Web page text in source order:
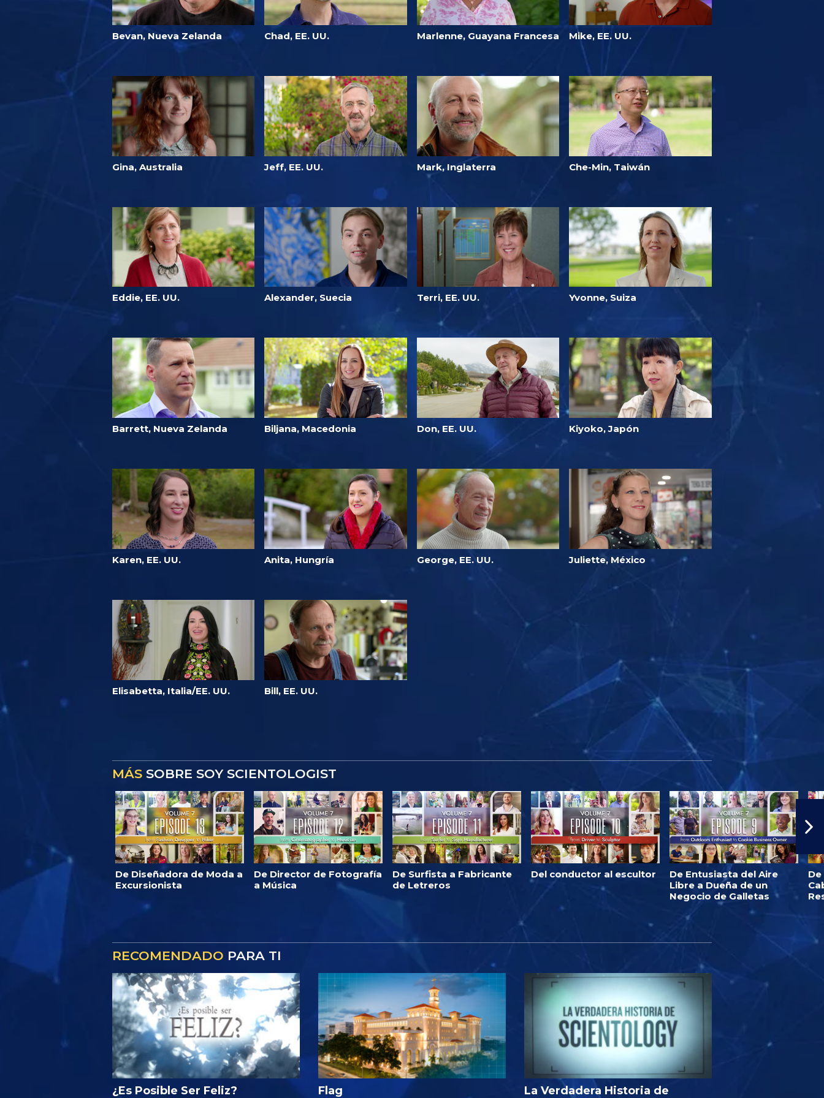
Bevan, Nueva Zelanda Chad, EE. UU. Marlenne, Guayana Francesa Mike, EE. UU.
Gina, Australia Jeff, EE. UU. Mark, Inglaterra Che-Min, Taiwán
Eddie, EE. UU. Alexander, Suecia Terri, EE. UU. Yvonne, Suiza
Barrett, Nueva Zelanda Biljana, Macedonia Don, EE. UU. Kiyoko, Japón
Karen, EE. UU. Anita, Hungría George, EE. UU. Juliette, México
Elisabetta, Italia/EE. UU. Bill, EE. UU.
MÁS SOBRE SOY SCIENTOLOGIST
De Diseñadora de Moda a
Excursionista
De Director de Fotografía
a Música
De Surfista a Fabricante
de Letreros
Del conductor al escultor
De Entusiasta del Aire
Libre a Dueña de un
Negocio de Galletas
RECOMENDADO PARA TI
¿Es Posible Ser Feliz? Flag
La Verdadera Historia de